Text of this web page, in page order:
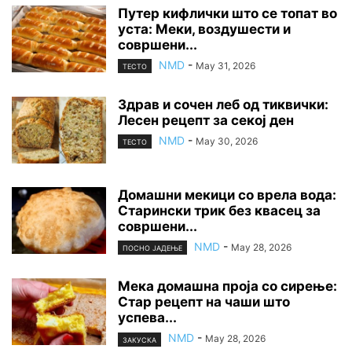
Путер кифлички што се топат во
уста: Меки, воздушести и
совршени...
ТЕСТО NMD - May 31, 2026
Здрав и сочен леб од тиквички:
Лесен рецепт за секој ден
ТЕСТО NMD - May 30, 2026
Домашни мекици со врела вода:
Старински трик без квасец за
совршени...
ПОСНО ЈАДЕЊЕ NMD - May 28, 2026
Мека домашна проја со сирење:
Стар рецепт на чаши што
успева...
ЗАКУСКА NMD - May 28, 2026